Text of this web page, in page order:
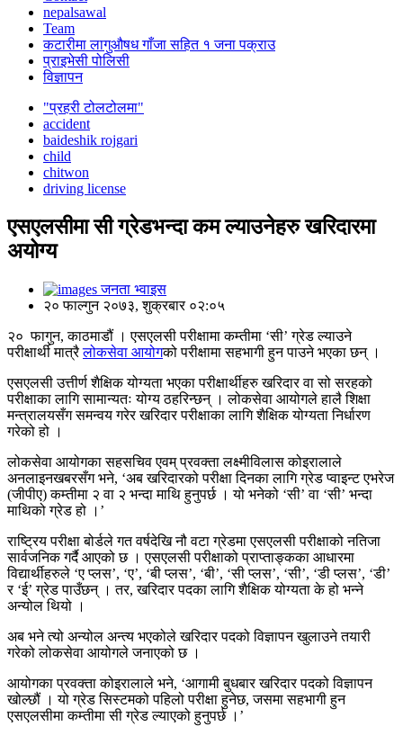
nepalsawal
Team
कटारीमा लागुऔषध गाँजा सहित १ जना पक्राउ
प्राइभेसी पोलिसी
विज्ञापन
"प्रहरी टोलटोलमा"
accident
baideshik rojgari
child
chitwon
driving license
एसएलसीमा सी ग्रेडभन्दा कम ल्याउनेहरु खरिदारमा
अयोग्य
जनता भ्वाइस
२० फाल्गुन २०७३, शुक्रबार ०२:०५
२० फागुन, काठमाडौं । एसएलसी परीक्षामा कम्तीमा ‘सी’ ग्रेड ल्याउने
परीक्षार्थी मात्रैलोकसेवा आयोगको परीक्षामा सहभागी हुन पाउने भएका छन् ।
एसएलसी उत्तीर्ण शैक्षिक योग्यता भएका परीक्षार्थीहरु खरिदार वा सो सरहको
परीक्षाका लागि सामान्यतः योग्य ठहरिन्छन् । लोकसेवा आयोगले हालै शिक्षा
मन्त्रालयसँग समन्वय गरेर खरिदार परीक्षाका लागि शैक्षिक योग्यता निर्धारण
गरेको हो ।
लोकसेवा आयोगका सहसचिव एवम् प्रवक्ता लक्ष्मीविलास कोइरालाले
अनलाइनखबरसँग भने, ‘अब खरिदारको परीक्षा दिनका लागि ग्रेड प्वाइन्ट एभरेज
(जीपीए) कम्तीमा २ वा २ भन्दा माथि हुनुपर्छ । यो भनेको ‘सी’ वा ‘सी’ भन्दा
माथिको ग्रेड हो ।’
राष्ट्रिय परीक्षा बोर्डले गत वर्षदेखि नौ वटा ग्रेडमा एसएलसी परीक्षाको नतिजा
सार्वजनिक गर्दै आएको छ । एसएलसी परीक्षाको प्राप्ताङ्कका आधारमा
विद्यार्थीहरुले ‘ए प्लस’, ‘ए’, ‘बी प्लस’, ‘बी’, ‘सी प्लस’, ‘सी’, ‘डी प्लस’, ‘डी’
र ‘ई’ ग्रेड पाउँछन् । तर, खरिदार पदका लागि शैक्षिक योग्यता के हो भन्ने
अन्योल थियो ।
अब भने त्यो अन्योल अन्त्य भएकोले खरिदार पदको विज्ञापन खुलाउने तयारी
गरेको लोकसेवा आयोगले जनाएको छ ।
आयोगका प्रवक्ता कोइरालाले भने, ‘आगामी बुधबार खरिदार पदको विज्ञापन
खोल्छौं । यो ग्रेड सिस्टमको पहिलो परीक्षा हुनेछ, जसमा सहभागी हुन
एसएलसीमा कम्तीमा सी ग्रेड ल्याएको हुनुपर्छ ।’